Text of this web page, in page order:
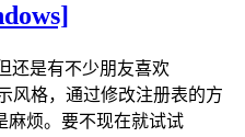
还是有不少朋友喜欢
风格，通过修改注册表的方
麻烦。要不现在就试试